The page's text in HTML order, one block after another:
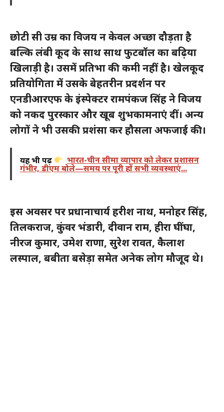
छोटी सी उम्र का विजय न केवल अच्छा दौड़ता है
बल्कि लंबी कूद के साथ साथ फुटबॉल का बढ़िया
खिलाड़ी है। उसमें प्रतिभा की कमी नहीं है। खेलकूद
प्रतियोगिता में उसके बेहतरीन प्रदर्शन पर
एनडीआरएफ के इंस्पेक्टर रामपंकज सिंह ने विजय
को नकद पुरस्कार और खूब शुभकामनाएं दीं। अन्य
लोगों ने भी उसकी प्रशंसा कर हौसला अफजाई की।
यह भी पढ़ें भारत-चीन सीमा व्यापार को लेकर प्रशासन
गंभीर, डीएम बोले—समय पर पूरी हों सभी व्यवस्थाएं...
इस अवसर पर प्रधानाचार्य हरीश नाथ, मनोहर सिंह,
तिलकराज, कुंवर भंडारी, दीवान राम, हीरा घींघा,
नीरज कुमार, उमेश राणा, सुरेश रावत, कैलाश
लस्पाल, बबीता बसेड़ा समेत अनेक लोग मौजूद थे।